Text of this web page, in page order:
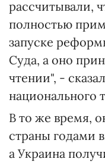
рассчитывали,
полностью
запуске
Суда, а оно
чтении", -
национального
В то же время,
страны годами
а Украина